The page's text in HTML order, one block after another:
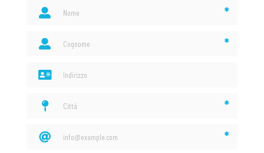
*
*
*
*